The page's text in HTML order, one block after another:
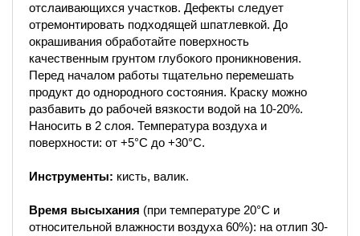
отслаивающихся участков. Дефекты следует
отремонтировать подходящей шпатлевкой. До
окрашивания обработайте поверхность
качественным грунтом глубокого проникновения.
Перед началом работы тщательно перемешать
продукт до однородного состояния. Краску можно
разбавить до рабочей вязкости водой на 10-20%.
Наносить в 2 слоя. Температура воздуха и
поверхности: от +5°С до +30°С.
Инструменты: кисть, валик.
Время высыхания (при температуре 20°С и
относительной влажности воздуха 60%): на отлип 30-